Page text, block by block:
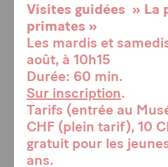
Visites guidées » La
primates »
Les mardis et
août, à 10h15
Durée: 60 min.
Sur inscription.
Tarifs (entrée au
CHF (plein tarif), 10
gratuit pour les
ans.